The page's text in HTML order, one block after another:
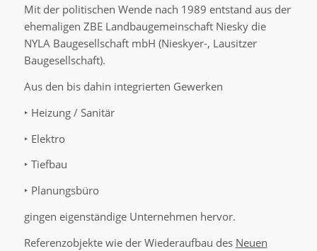
Mit der politischen Wende nach 1989 entstand aus der
ehemaligen ZBE Landbaugemeinschaft Niesky die
NYLA Baugesellschaft mbH (Nieskyer-, Lausitzer
Baugesellschaft).
Aus den bis dahin integrierten Gewerken
‣ Heizung / Sanitär
‣ Elektro
‣ Tiefbau
‣ Planungsbüro
gingen eigenständige Unternehmen hervor.
Referenzobjekte wie der Wiederaufbau des Neuen